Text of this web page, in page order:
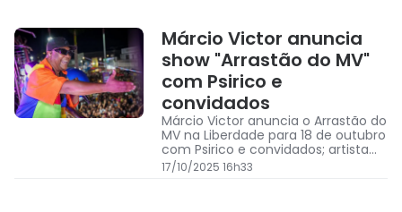
Márcio Victor anuncia
show "Arrastão do MV"
com Psirico e
convidados
Márcio Victor anuncia o Arrastão do
MV na Liberdade para 18 de outubro
com Psirico e convidados; artista
pede paz e pede público para ir de
branco no evento
17/10/2025 16h33